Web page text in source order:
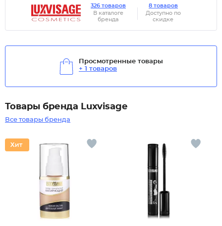
326 товаров
В каталоге
бренда
8 товаров
Доступно по
скидке
Просмотренные товары
+ 1 товаров
Товары бренда Luxvisage
Все товары бренда